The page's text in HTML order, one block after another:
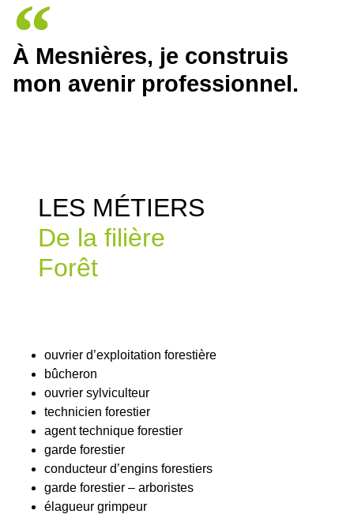
À Mesnières, je construis
mon avenir professionnel.
LES MÉTIERS
De la filière
Forêt
ouvrier d’exploitation forestière
bûcheron
ouvrier sylviculteur
technicien forestier
agent technique forestier
garde forestier
conducteur d’engins forestiers
garde forestier – arboristes
élagueur grimpeur